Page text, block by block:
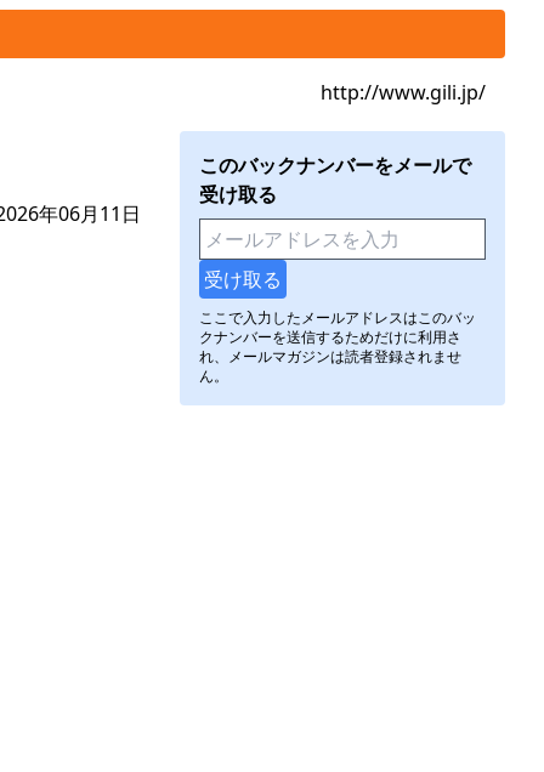
http://www.gili.jp/
年06月11日
このバックナンバーをメールで
受け取る
ここで入力したメールアドレスはこのバッ
クナンバーを送信するためだけに利用さ
れ、メールマガジンは読者登録されませ
ん。